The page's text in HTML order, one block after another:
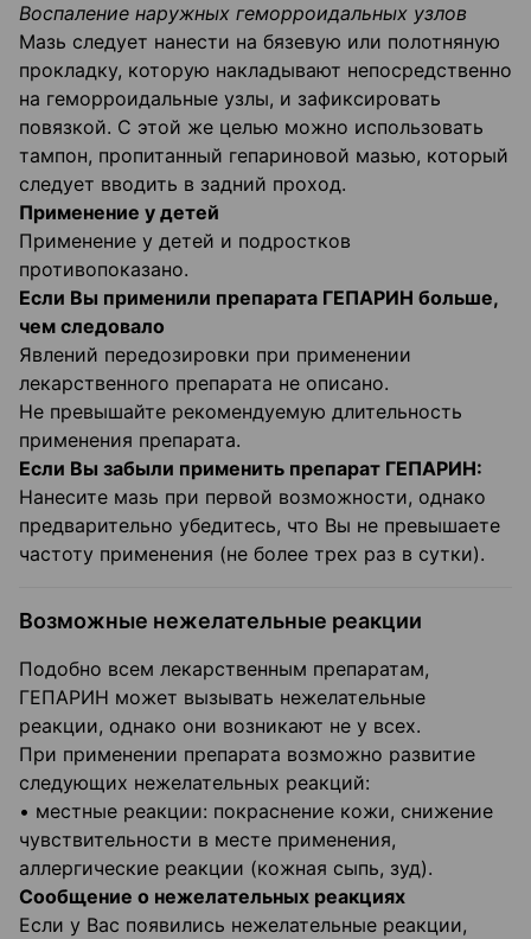
Воспаление наружных геморроидальных узлов
Мазь следует нанести на бязевую или полотняную
прокладку, которую накладывают непосредственно
на геморроидальные узлы, и зафиксировать
повязкой. С этой же целью можно использовать
тампон, пропитанный гепариновой мазью, который
следует вводить в задний проход.
Применение у детей
Применение у детей и подростков
противопоказано.
Если Вы применили препарата ГЕПАРИН больше,
чем следовало
Явлений передозировки при применении
лекарственного препарата не описано.
Не превышайте рекомендуемую длительность
применения препарата.
Если Вы забыли применить препарат ГЕПАРИН:
Нанесите мазь при первой возможности, однако
предварительно убедитесь, что Вы не превышаете
частоту применения (не более трех раз в сутки).
Возможные нежелательные реакции
Подобно всем лекарственным препаратам,
ГЕПАРИН может вызывать нежелательные
реакции, однако они возникают не у всех.
При применении препарата возможно развитие
следующих нежелательных реакций:
• местные реакции: покраснение кожи, снижение
чувствительности в месте применения,
аллергические реакции (кожная сыпь, зуд).
Сообщение о нежелательных реакциях
Если у Вас появились нежелательные реакции,